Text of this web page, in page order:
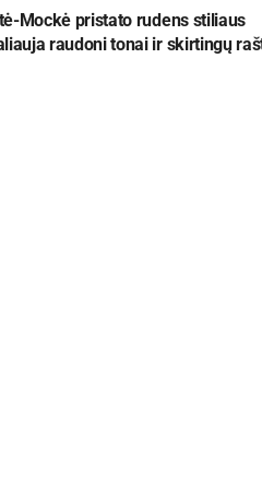
Mockė pristato rudens stiliaus
raudoni tonai ir skirtingų